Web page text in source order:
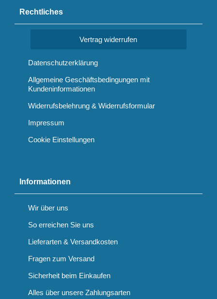
Rechtliches
Vertrag widerrufen
Datenschutzerklärung
Allgemeine Geschäftsbedingungen mit
Kundeninformationen
Widerrufsbelehrung & Widerrufsformular
Impressum
Cookie Einstellungen
Informationen
Wir über uns
So erreichen Sie uns
Lieferarten & Versandkosten
Fragen zum Versand
Sicherheit beim Einkaufen
Alles über unsere Zahlungsarten